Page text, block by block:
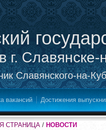
г. Славянске-
Славянского-на-
вакансий Достижения
СТРАНИЦА / НОВОСТИ